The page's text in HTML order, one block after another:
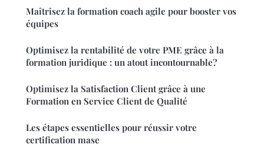
Maîtrisez la formation coach agile pour booster vos
équipes
Optimisez la rentabilité de votre PME grâce à la
formation juridique : un atout incontournable?
Optimisez la Satisfaction Client grâce à une
Formation en Service Client de Qualité
Les étapes essentielles pour réussir votre
certification mase